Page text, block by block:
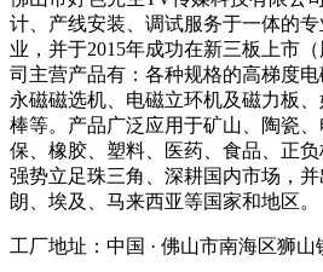
计、产线安装、调试服务于一体的
业，并于2015年成功在新三板上市
司主营产品有：各种规格的高梯度电
永磁磁选机、电磁立环机及磁力板
棒等。产品广泛应用于矿山、陶瓷
保、橡胶、塑料、医药、食品、正
强势立足珠三角、深耕国内市场，
朗、埃及、马来西亚等国家和地区。
工厂地址：中国 · 佛山市南海区狮山